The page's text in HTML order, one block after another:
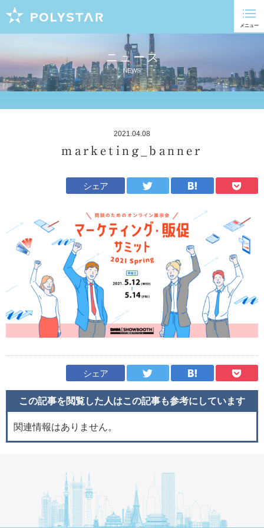
ニュース
NEWS
2021.04.08
marketing_banner
シェア
シェア
この記事を閲覧した人はこの記事も参考にしています
関連情報はありません。